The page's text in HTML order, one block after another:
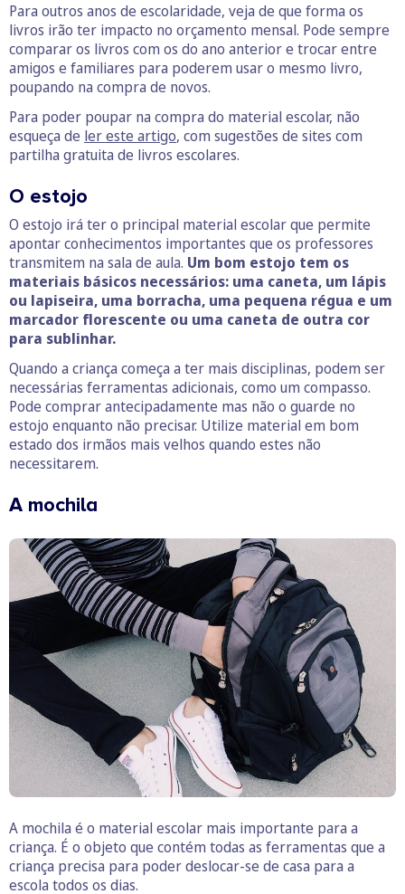
Para outros anos de escolaridade, veja de que forma os
livros irão ter impacto no orçamento mensal. Pode sempre
comparar os livros com os do ano anterior e trocar entre
amigos e familiares para poderem usar o mesmo livro,
poupando na compra de novos.
Para poder poupar na compra do material escolar, não
esqueça de ler este artigo, com sugestões de sites com
partilha gratuita de livros escolares.
O estojo
O estojo irá ter o principal material escolar que permite
apontar conhecimentos importantes que os professores
transmitem na sala de aula. Um bom estojo tem os
materiais básicos necessários: uma caneta, um lápis
ou lapiseira, uma borracha, uma pequena régua e um
marcador florescente ou uma caneta de outra cor
para sublinhar.
Quando a criança começa a ter mais disciplinas, podem ser
necessárias ferramentas adicionais, como um compasso.
Pode comprar antecipadamente mas não o guarde no
estojo enquanto não precisar. Utilize material em bom
estado dos irmãos mais velhos quando estes não
necessitarem.
A mochila
A mochila é o material escolar mais importante para a
criança. É o objeto que contém todas as ferramentas que a
criança precisa para poder deslocar-se de casa para a
escola todos os dias.